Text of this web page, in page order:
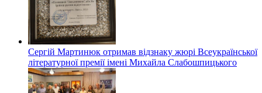
Сергій Мартинюк отримав відзнаку жюрі Всеукраїнської
літературної премії імені Михайла Слабошпицького